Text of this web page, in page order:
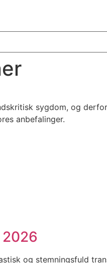
sygdom, og
anbefalinger.
2026
og stemningsfuld